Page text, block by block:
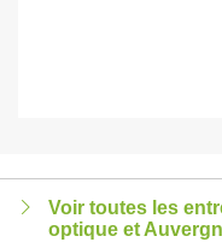
Voir toutes les
optique et